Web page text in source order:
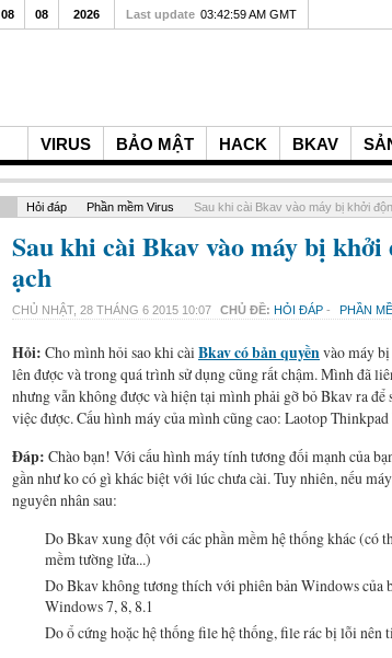
VIRUS BẢO MẬT HACK BKAV
08 08 2026 Last update 03:42:59 AM GMT
Hỏi đáp Phần mềm Virus Sau khi cài Bkav vào máy bị khởi
Sau khi cài Bkav vào máy bị
ạch
CHỦ NHẬT, 28 THÁNG 6 2015 10:07 CHỦ ĐỀ: HỎI ĐÁP - PHẦN
Hỏi: Cho mình hỏi sao khi càiBkav có bản quyềnvào máy
lên được và trong quá trình sử dụng cũng rất chậm. Mình đã
nhưng vẫn không được và hiện tại mình phải gỡ bỏ Bkav ra
việc được. Cấu hình máy của mình cũng cao: Laotop
Đáp: Chào bạn! Với cấu hình máy tính tương đối mạnh của
gần như ko có gì khác biệt với lúc chưa cài. Tuy nhiên, nếu
nguyên nhân sau:
Do Bkav xung đột với các phần mềm hệ thống khác (có
mềm tường lửa...)
Do Bkav không tương thích với phiên bản Windows
Windows 7, 8, 8.1
Do ổ cứng hoặc hệ thống file hệ thống, file rác bị lỗi